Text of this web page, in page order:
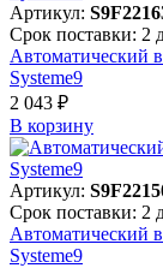
Артикул:
Срок поставки: 2
Автоматический
Systeme9
2 043 ₽
В корзинy
Артикул:
Срок поставки: 2
Автоматический
Systeme9